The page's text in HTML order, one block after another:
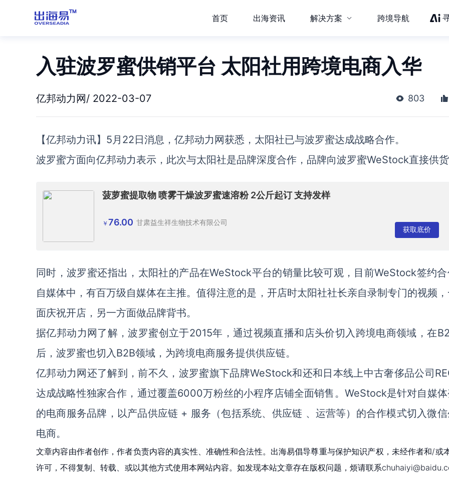
首页 出海资讯 解决方案 跨境导航
入驻波罗蜜供销平台 太阳社用跨境电商入华
亿邦动力网/ 2022-03-07 803
【亿邦动力讯】5月22日消息，亿邦动力网获悉，太阳社已与波罗蜜达成战略合作。
波罗蜜方面向亿邦动力表示，此次与太阳社是品牌深度合作，品牌向波罗蜜WeStock直接供
菠萝蜜提取物 喷雾干燥波罗蜜速溶粉 2公斤起订 支持发样
￥ 76.00 甘肃益生祥生物技术有限公司
获取底价
同时，波罗蜜还指出，太阳社的产品在WeStock平台的销量比较可观，目前WeStock签约
自媒体中，有百万级自媒体在主推。值得注意的是，开店时太阳社社长亲自录制专门的视频
面庆祝开店，另一方面做品牌背书。
据亿邦动力网了解，波罗蜜创立于2015年，通过视频直播和店头价切入跨境电商领域，在
后，波罗蜜也切入B2B领域，为跨境电商服务提供供应链。
亿邦动力网还了解到，前不久，波罗蜜旗下品牌WeStock和还和日本线上中古奢侈品公司
达成战略性独家合作，通过覆盖6000万粉丝的小程序店铺全面销售。WeStock是针对自媒
的电商服务品牌，以产品供应链 + 服务（包括系统、供应链 、运营等）的合作模式切入微
电商。
文章内容由作者创作，作者负责内容的真实性、准确性和合法性。出海易倡导尊重与保护知识产权，未经作者和/或
许可，不得复制、转载、或以其他方式使用本网站内容。如发现本站文章存在版权问题，烦请联系